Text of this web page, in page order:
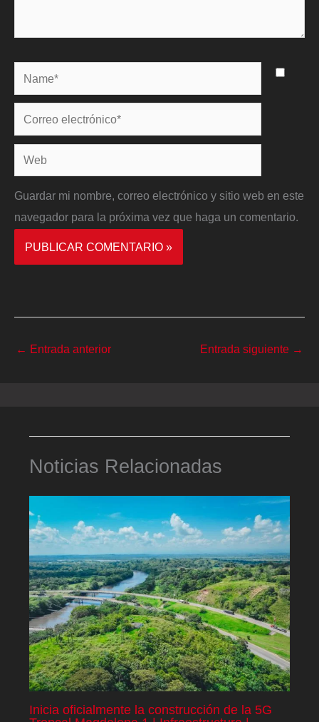
Name*
Correo
electrónico*
Web
Guardar mi nombre, correo electrónico y sitio web en este
navegador para la próxima vez que haga un comentario.
← Entrada anterior Entrada siguiente →
Noticias Relacionadas
Inicia oficialmente la construcción de la 5G